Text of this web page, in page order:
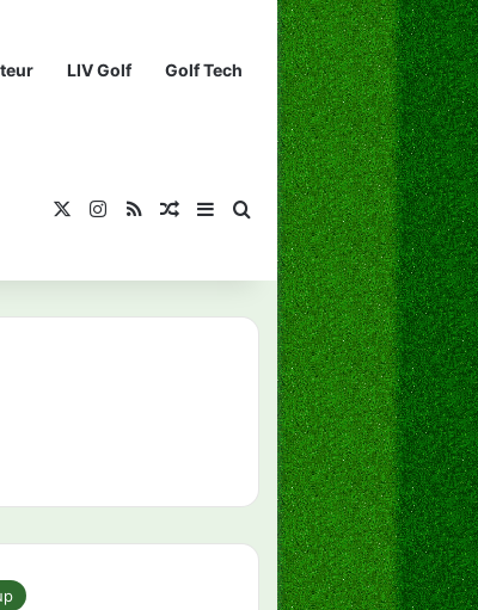
LIV Golf Golf Tech
Instagram
RSS ¡Muéstrame un artículo
Barra lateral
Buscar...